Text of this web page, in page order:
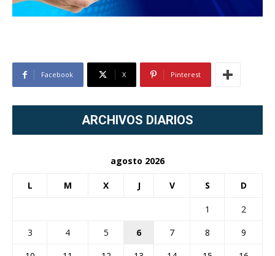
Facebook X Pinterest
ARCHIVOS DIARIOS
agosto 2026
L M X J V S D
1
2
3
4 5 6 7 8
9